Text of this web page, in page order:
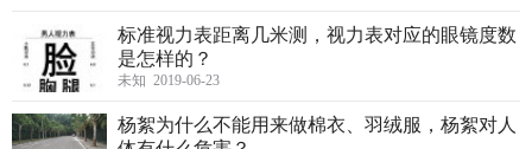
标准视力表距离几米测，视力表对应的眼镜度数
是怎样的？
未知 2019-06-23
杨絮为什么不能用来做棉衣、羽绒服，杨絮对人